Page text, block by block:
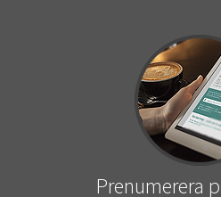
Prenumerera